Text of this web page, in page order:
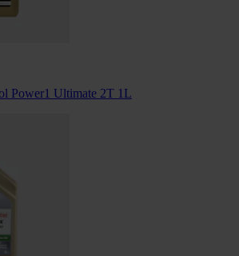
Power1 Ultimate 2T 1L